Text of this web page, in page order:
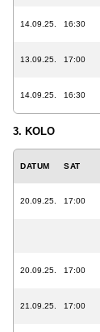
14.09.25. 16:30
13.09.25. 17:00
14.09.25. 16:30
3. KOLO
DATUM SAT
20.09.25. 17:00
20.09.25. 17:00
21.09.25. 17:00